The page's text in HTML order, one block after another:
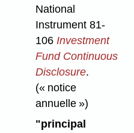
National
Instrument 81-
106 Investment
Fund Continuous
Disclosure.
(« notice
annuelle »)
"principal